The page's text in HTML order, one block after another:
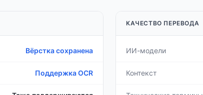
Вёрстка сохранена
Поддержка OCR
КАЧЕСТВО ПЕРЕВОДА
ИИ-модели
Контекст